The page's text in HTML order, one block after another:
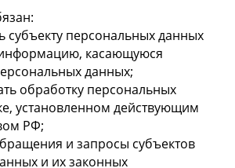
субъекту персональных данных
касающуюся
данных;
обработку персональных
установленном действующим
РФ;
и запросы субъектов
и их законных